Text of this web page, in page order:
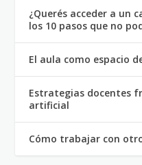
¿Querés acceder a un
los 10 pasos que no
El aula como espacio
Estrategias docentes
artificial
Cómo trabajar con